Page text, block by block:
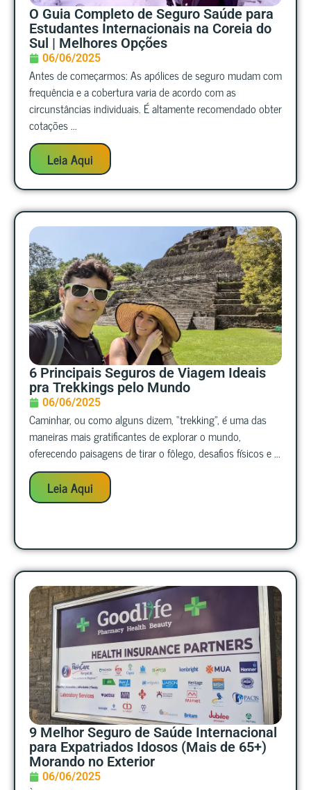
O Guia Completo de Seguro Saúde para
Estudantes Internacionais na Coreia do
Sul | Melhores Opções
06/06/2025
Antes de começarmos: As apólices de seguro mudam com
frequência e a cobertura varia de acordo com as
circunstâncias individuais. É altamente recomendado obter
cotações ...
Leia Aqui
6 Principais Seguros de Viagem Ideais
pra Trekkings pelo Mundo
06/06/2025
Caminhar, ou como alguns dizem, “trekking”, é uma das
maneiras mais gratificantes de explorar o mundo,
oferecendo paisagens de tirar o fôlego, desafios físicos e ...
Leia Aqui
9 Melhor Seguro de Saúde Internacional
para Expatriados Idosos (Mais de 65+)
Morando no Exterior
06/06/2025